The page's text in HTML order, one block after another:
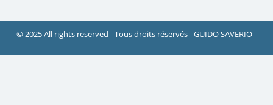
© 2025 All rights reserved - Tous droits réservés - GUIDO SAVERIO -